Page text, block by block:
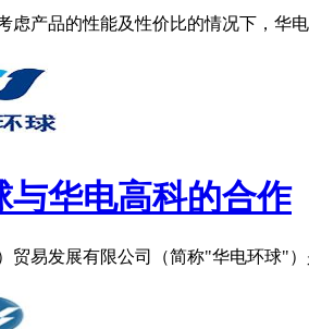
虑产品的性能及性价比的情况下，华
与华电高科的合作
贸易发展有限公司（简称"华电环球"